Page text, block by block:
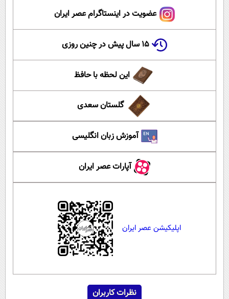
عضویت در اینستاگرام عصر ایران
۱۵ سال پیش در چنین روزی
این لحظه با حافظ
گلستان سعدی
آموزش زبان انگلیسی
آپارات عصر ایران
اپلیکیشن عصر ایران
نظرات کاربران